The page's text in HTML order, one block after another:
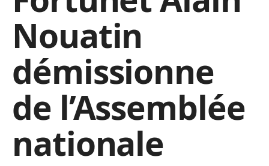
Nouatin
démissionne
de l’Assemblée
nationale